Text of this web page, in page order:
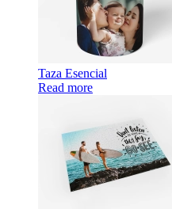
Taza Esencial
Read more